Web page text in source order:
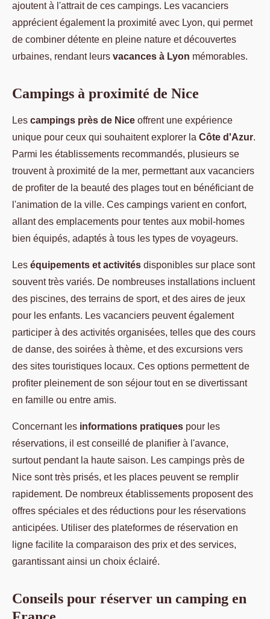
ajoutent à l'attrait de ces campings. Les vacanciers
apprécient également la proximité avec Lyon, qui permet
de combiner détente en pleine nature et découvertes
urbaines, rendant leurs vacances à Lyon mémorables.
Campings à proximité de Nice
Les campings près de Nice offrent une expérience
unique pour ceux qui souhaitent explorer la Côte d'Azur.
Parmi les établissements recommandés, plusieurs se
trouvent à proximité de la mer, permettant aux vacanciers
de profiter de la beauté des plages tout en bénéficiant de
l'animation de la ville. Ces campings varient en confort,
allant des emplacements pour tentes aux mobil-homes
bien équipés, adaptés à tous les types de voyageurs.
Les équipements et activités disponibles sur place sont
souvent très variés. De nombreuses installations incluent
des piscines, des terrains de sport, et des aires de jeux
pour les enfants. Les vacanciers peuvent également
participer à des activités organisées, telles que des cours
de danse, des soirées à thème, et des excursions vers
des sites touristiques locaux. Ces options permettent de
profiter pleinement de son séjour tout en se divertissant
en famille ou entre amis.
Concernant les informations pratiques pour les
réservations, il est conseillé de planifier à l'avance,
surtout pendant la haute saison. Les campings près de
Nice sont très prisés, et les places peuvent se remplir
rapidement. De nombreux établissements proposent des
offres spéciales et des réductions pour les réservations
anticipées. Utiliser des plateformes de réservation en
ligne facilite la comparaison des prix et des services,
garantissant ainsi un choix éclairé.
Conseils pour réserver un camping en